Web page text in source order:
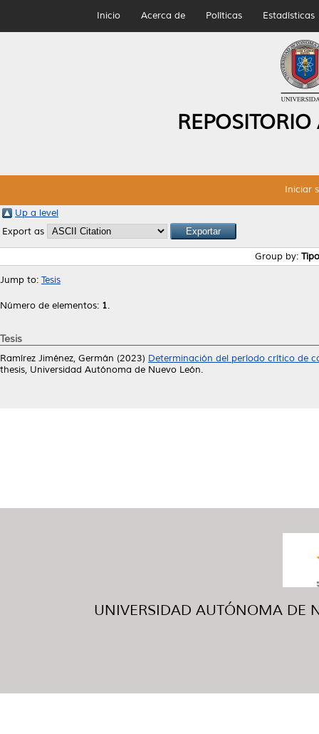
Inicio Acerca de Políticas Estadísticas
Iniciar
Up a level
Export as
Group by:
Jump to: Tesis
Número de elementos: 1.
Tesis
Ramírez Jiménez, Germán (2023) Determinación del período crítico de
thesis, Universidad Autónoma de Nuevo León.
UNIVERSIDAD AUTÓNOMA DE